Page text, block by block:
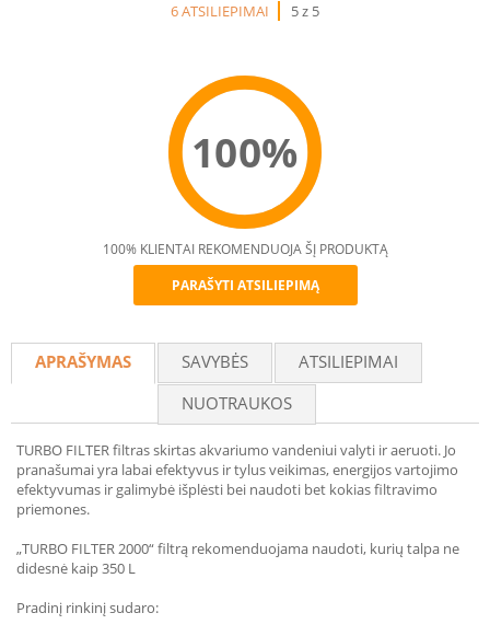
6 ATSILIEPIMAI
5 z 5
100%
Recommend
100% KLIENTAI REKOMENDUOJA ŠĮ PRODUKTĄ
PARAŠYTI ATSILIEPIMĄ
APRAŠYMAS SAVYBĖS
ATSILIEPIMAI
NUOTRAUKOS
TURBO FILTER filtras skirtas akvariumo vandeniui valyti ir aeruoti. Jo
pranašumai yra labai efektyvus ir tylus veikimas, energijos vartojimo
efektyvumas ir galimybė išplėsti bei naudoti bet kokias filtravimo
priemones.
„TURBO FILTER 2000“ filtrą rekomenduojama naudoti, kurių talpa ne
didesnė kaip 350 L
Pradinį rinkinį sudaro: